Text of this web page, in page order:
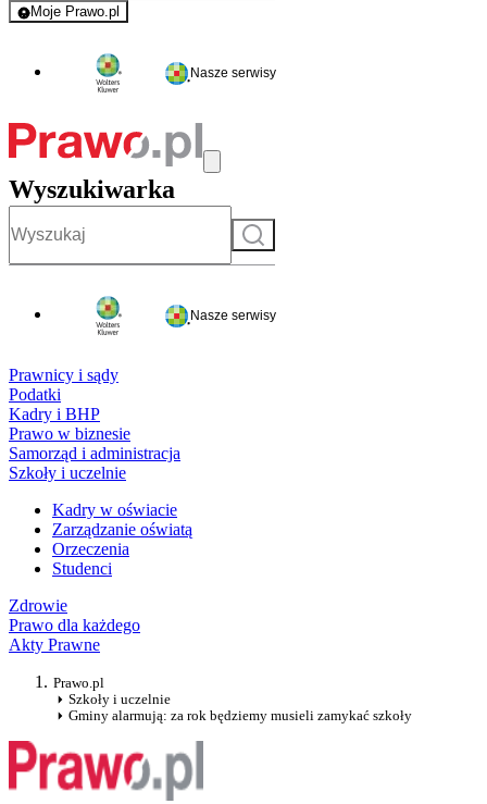
Moje Prawo.pl
- rejestracja i logowanie do serwisu
Nasze serwisy
Wyszukiwarka
Szukaj
Nasze serwisy
Prawnicy i sądy
Podatki
Kadry i BHP
Prawo w biznesie
Samorząd i administracja
Szkoły i uczelnie
Kadry w oświacie
Zarządzanie oświatą
Orzeczenia
Studenci
Zdrowie
Prawo dla każdego
Akty Prawne
Prawo.pl
Szkoły i uczelnie
Gminy alarmują: za rok będziemy musieli zamykać szkoły